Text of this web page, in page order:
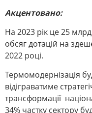
Акцентовано:
На 2023 рік це 25
обсяг дотацій на
2022 році.
Термомодернізація
відіграватиме
трансформації
34% частку сектору